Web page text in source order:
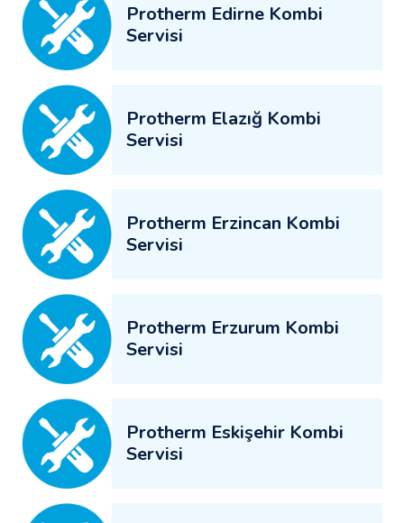
Protherm Edirne Kombi
Servisi
Protherm Elazığ Kombi
Servisi
Protherm Erzincan Kombi
Servisi
Protherm Erzurum Kombi
Servisi
Protherm Eskişehir Kombi
Servisi